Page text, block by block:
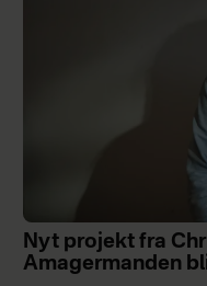
Nyt projekt fra
Amagermanden